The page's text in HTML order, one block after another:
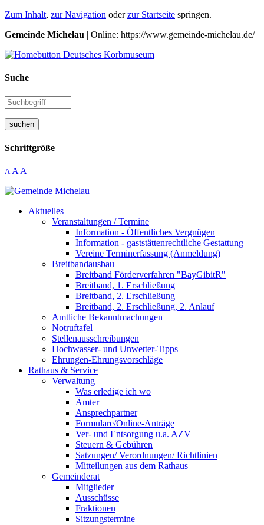
Zum Inhalt, zur Navigation oderzur Startseite springen.
Gemeinde Michelau | Online: https://www.gemeinde-michelau.de/
Suche
suchen
Schriftgröße
A A A
Aktuelles
Veranstaltungen / Termine
Information - Öffentliches Vergnügen
Information - gaststättenrechtliche Gestattung
Vereine Terminerfassung (Anmeldung)
Breitbandausbau
Breitband Förderverfahren "BayGibitR"
Breitband, 1. Erschließung
Breitband, 2. Erschließung
Breitband, 2. Erschließung, 2. Anlauf
Amtliche Bekanntmachungen
Notruftafel
Stellenausschreibungen
Hochwasser- und Unwetter-Tipps
Ehrungen-Ehrungsvorschläge
Rathaus & Service
Verwaltung
Was erledige ich wo
Ämter
Ansprechpartner
Formulare/Online-Anträge
Ver- und Entsorgung u.a. AZV
Steuern & Gebühren
Satzungen/ Verordnungen/ Richtlinien
Mitteilungen aus dem Rathaus
Gemeinderat
Mitglieder
Ausschüsse
Fraktionen
Sitzungstermine